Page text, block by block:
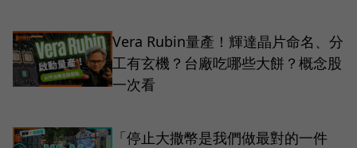
Vera Rubin量產！輝達晶片命名、分
工有玄機？台廠吃哪些大餅？概念股
一次看
「停止大撒幣是我們做最對的一件